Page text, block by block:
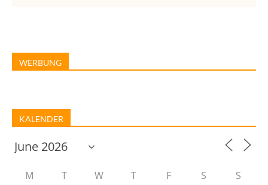
WERBUNG
KALENDER
M T W T F S S